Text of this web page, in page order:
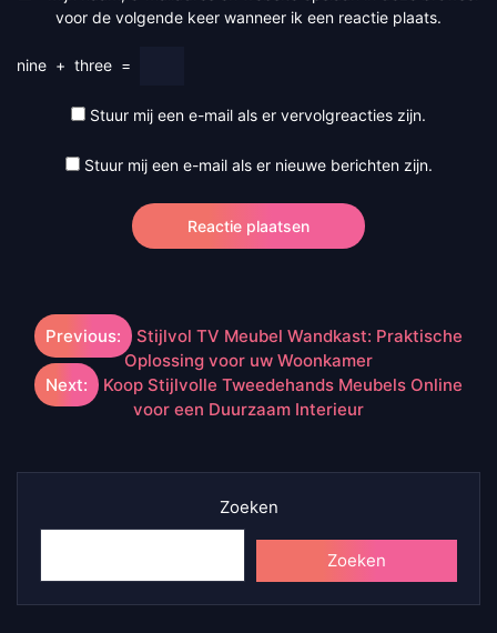
voor de volgende keer wanneer ik een reactie plaats.
nine + three =
Stuur mij een e-mail als er vervolgreacties zijn.
Stuur mij een e-mail als er nieuwe berichten zijn.
Berichtnavigatie
Previous:
Stijlvol TV Meubel Wandkast: Praktische
Oplossing voor uw Woonkamer
Next:
Koop Stijlvolle Tweedehands Meubels Online
voor een Duurzaam Interieur
Zoeken
Zoeken